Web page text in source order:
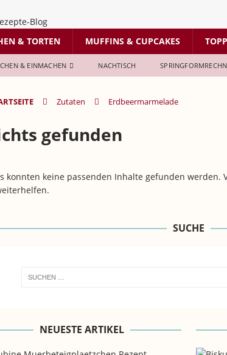
& TORTEN MUFFINS & CUPCAKES
& EINMACHEN NACHTISCH
Zutaten Erdbeermarmelade
gefunden
konnten keine passenden Inhalte gefunden
SUCHE
NEUESTE ARTIKEL